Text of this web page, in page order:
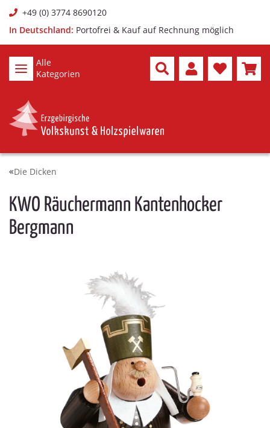
+49 (0) 3774 8690120
In Deutschland: Portofrei & Kauf auf Rechnung möglich
Alle
Kategorien
Die Dicken
KWO Räuchermann Kantenhocker
Bergmann